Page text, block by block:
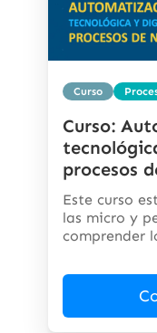
Curso
Curso:
procesos
Este curso
las micro y
comprender